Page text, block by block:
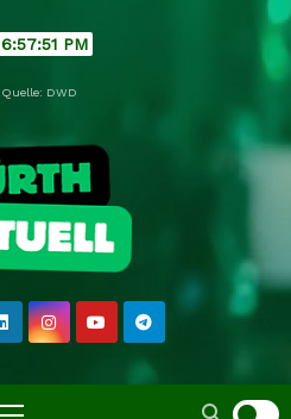
6:57:52 PM
Quelle: DWD